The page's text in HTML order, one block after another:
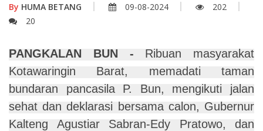
By HUMA BETANG 09-08-2024
202
20
PANGKALAN BUN - Ribuan masyarakat
Kotawaringin Barat, memadati taman
bundaran pancasila P. Bun, mengikuti jalan
sehat dan deklarasi bersama calon, Gubernur
Kalteng Agustiar Sabran-Edy Pratowo, dan